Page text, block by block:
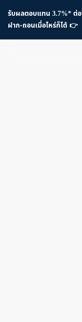
รับผลตอบแทน 3.7%* ต่อ
ฝาก-ถอนเมื่อไหร่ก็ได้ 👉